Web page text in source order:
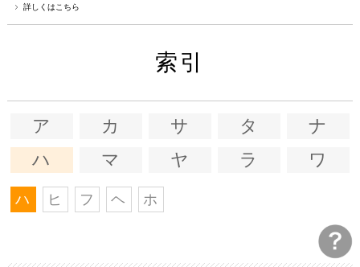
詳しくはこちら
索引
ア カ サ タ
ナ
ハ
マ ヤ ラ ワ
ハ ヒ フ ヘ ホ